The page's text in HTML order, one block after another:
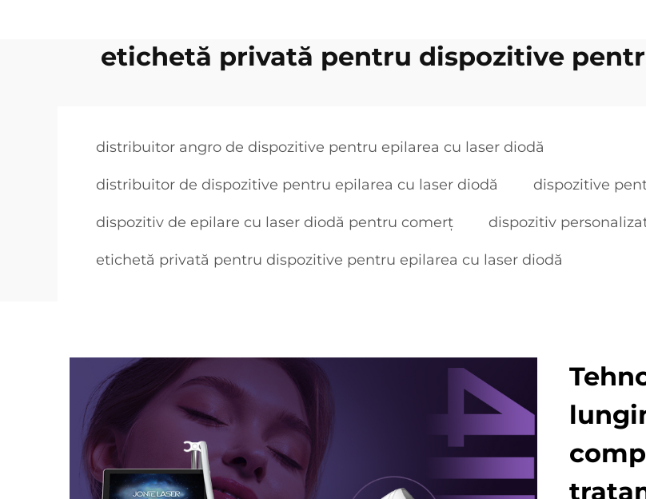
etichetă privată pentru dispozitive
distribuitor angro de dispozitive pentru epilarea cu laser diodă
distribuitor de dispozitive pentru epilarea cu laser diodă dispozitive
dispozitiv de epilare cu laser diodă pentru comerț dispozitiv
etichetă privată pentru dispozitive pentru epilarea cu laser diodă